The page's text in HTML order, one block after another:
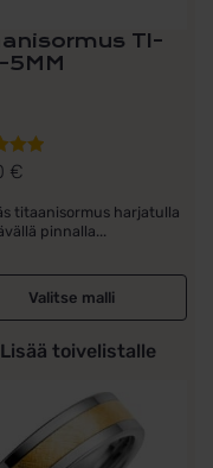
TI-
5MM
€
titaanisormus harjatulla
pinnalla...
Valitse malli
Lisää toivelistalle